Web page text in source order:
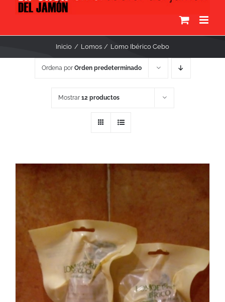
Inicio Lomos Lomo Ibérico Cebo
Ordena por Orden predeterminado
Mostrar 12 productos